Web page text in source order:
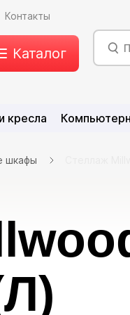
Контакты
Каталог
кресла
шкафы